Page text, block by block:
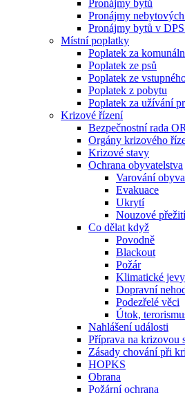
Pronájmy bytů
Pronájmy
Pronájmy bytů v
Místní poplatky
Poplatek za
Poplatek ze psů
Poplatek ze
Poplatek z pobytu
Poplatek za užívání
Krizové řízení
Bezpečnostní rada
Orgány krizového
Krizové stavy
Ochrana obyvatelstva
Varování
Evakuace
Ukrytí
Nouzové přežití
Co dělat když
Povodně
Blackout
Požár
Klimatické jevy
Dopravní
Podezřelé věci
Útok,
Nahlášení události
Příprava na krizovou
Zásady chování při
HOPKS
Obrana
Požární ochrana